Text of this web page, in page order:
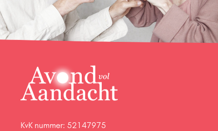
KvK nummer: 52147975